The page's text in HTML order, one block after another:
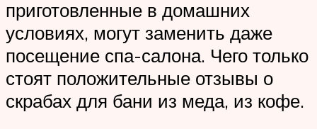
приготовленные в домашних
условиях, могут заменить даже
посещение спа-салона. Чего только
стоят положительные отзывы о
скрабах для бани из меда, из кофе.